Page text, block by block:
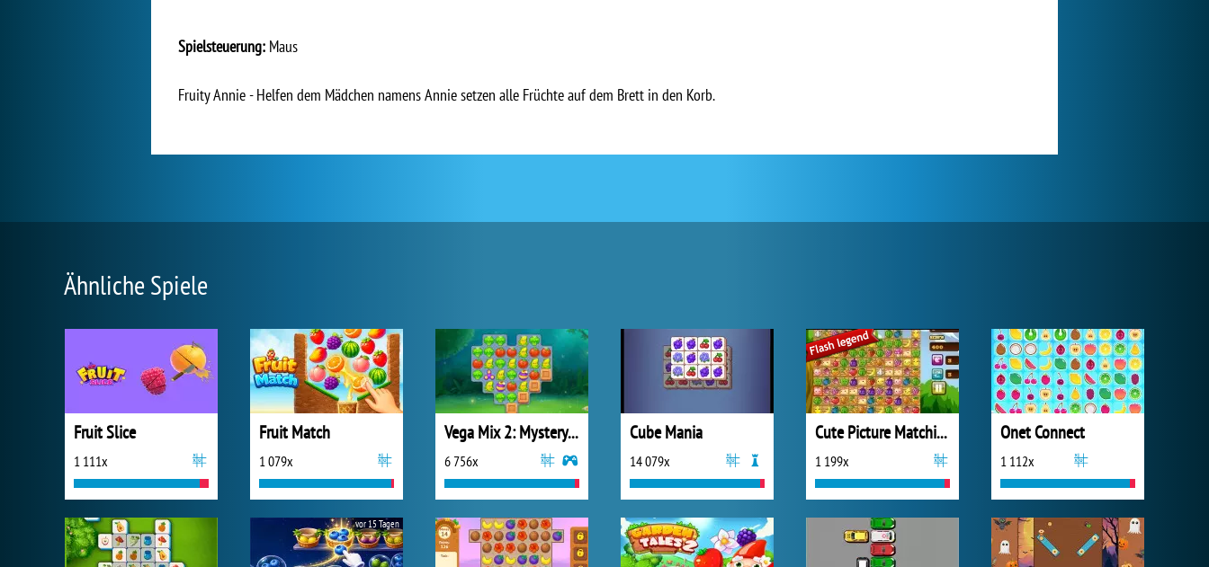
Spielsteuerung: Maus
Fruity Annie - Helfen dem Mädchen namens Annie setzen alle Früchte auf dem Brett in den Korb.
Ähnliche Spiele
Fruit Slice
1 111x
Fruit Match
1 079x
Vega Mix 2: Mystery of Island
6 756x
Cube Mania
14 079x
Cute Picture Matching
1 199x
Onet Connect
1 112x
vor 15 Tagen